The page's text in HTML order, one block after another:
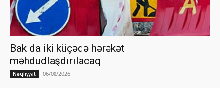
Bakıda iki küçədə hərəkət
məhdudlaşdırılacaq
Nəqliyyat 06/08/2026